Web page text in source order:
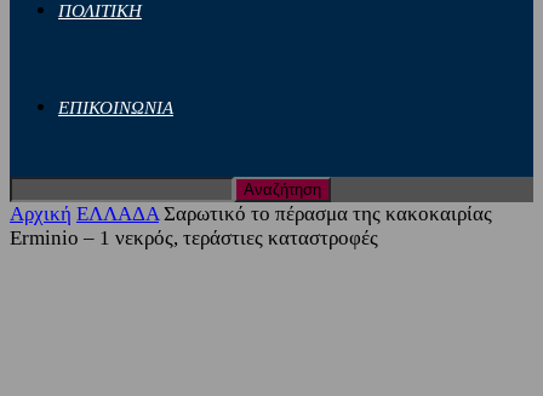
ΠΟΛΙΤΙΚΗ
ΕΠΙΚΟΙΝΩΝΙΑ
Αρχική ΕΛΛΑΔΑ Σαρωτικό το πέρασμα της κακοκαιρίας
Erminio – 1 νεκρός, τεράστιες καταστροφές